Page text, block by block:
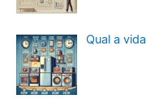
Qual a